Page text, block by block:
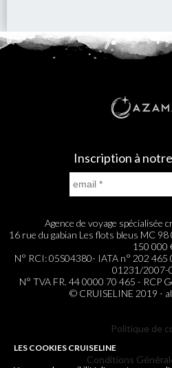
LES COOKIES CRUISELINE
Inscription à
Agence de voyage spécialisée
16 rue du gabian Les flots bleus MC
150 000
N° RCI: 05S04380- IATA n° 202
01231/2007-
N° TVA FR. 44 0000 70 465 - RCP
© CRUISELINE 2019 -
Politique de
Conditions